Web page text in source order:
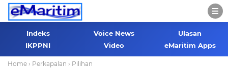
Indeks Voice News
Ulasan
IKPPNI
Video eMaritim Apps
Home › Perkapalan › Pilihan